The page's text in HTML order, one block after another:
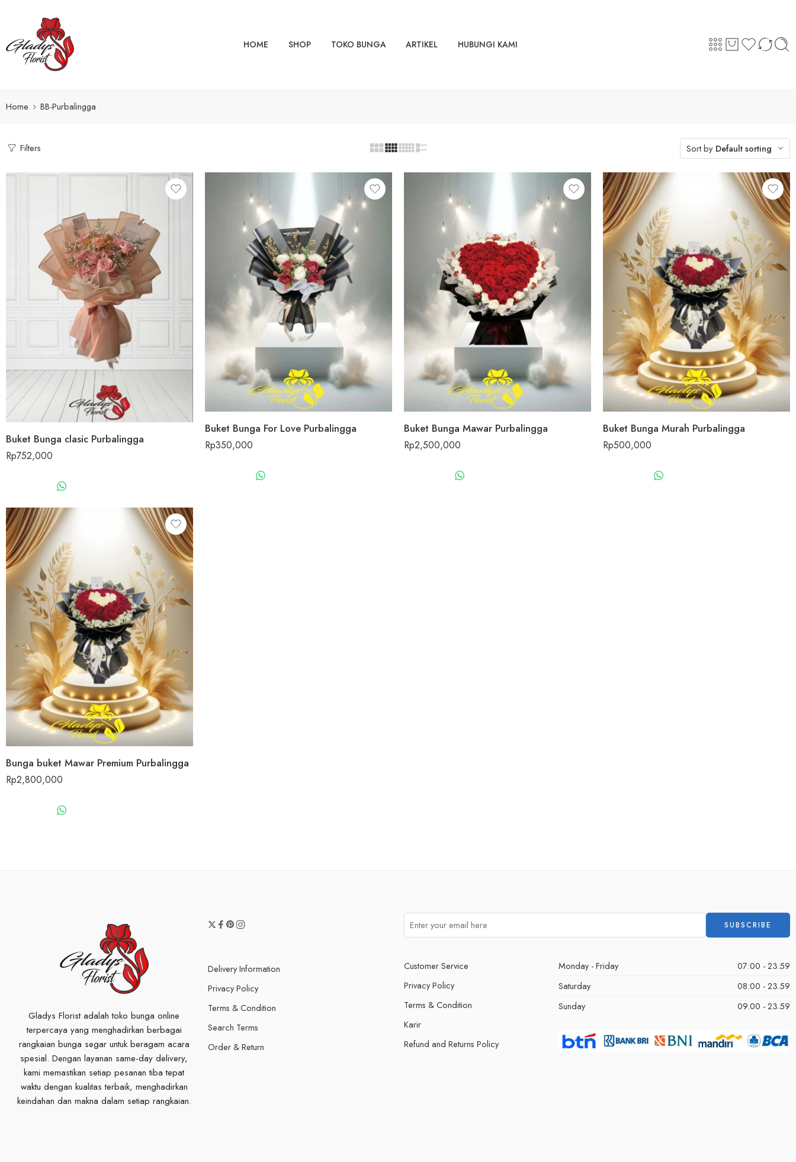
HOME SHOP TOKO BUNGA ARTIKEL HUBUNGI KAMI
Home BB-Purbalingga
Filters Sort by Default sorting
Buket Bunga clasic Purbalingga
Rp752,000
Buket Bunga For Love Purbalingga
Rp350,000
Buket Bunga Mawar Purbalingga
Rp2,500,000
Buket Bunga Murah Purbalingga
Rp500,000
Bunga buket Mawar Premium Purbalingga
Rp2,800,000
Gladys Florist adalah toko bunga online
terpercaya yang menghadirkan berbagai
rangkaian bunga segar untuk beragam acara
spesial. Dengan layanan same-day delivery,
kami memastikan setiap pesanan tiba tepat
waktu dengan kualitas terbaik, menghadirkan
keindahan dan makna dalam setiap rangkaian.
Delivery Information
Privacy Policy
Terms & Condition
Search Terms
Order & Return
Customer Service
Privacy Policy
Terms & Condition
Karir
Refund and Returns Policy
Monday - Friday
07:00 - 23:59
Saturday
08:00 - 23.59
Sunday
09.00 - 23.59